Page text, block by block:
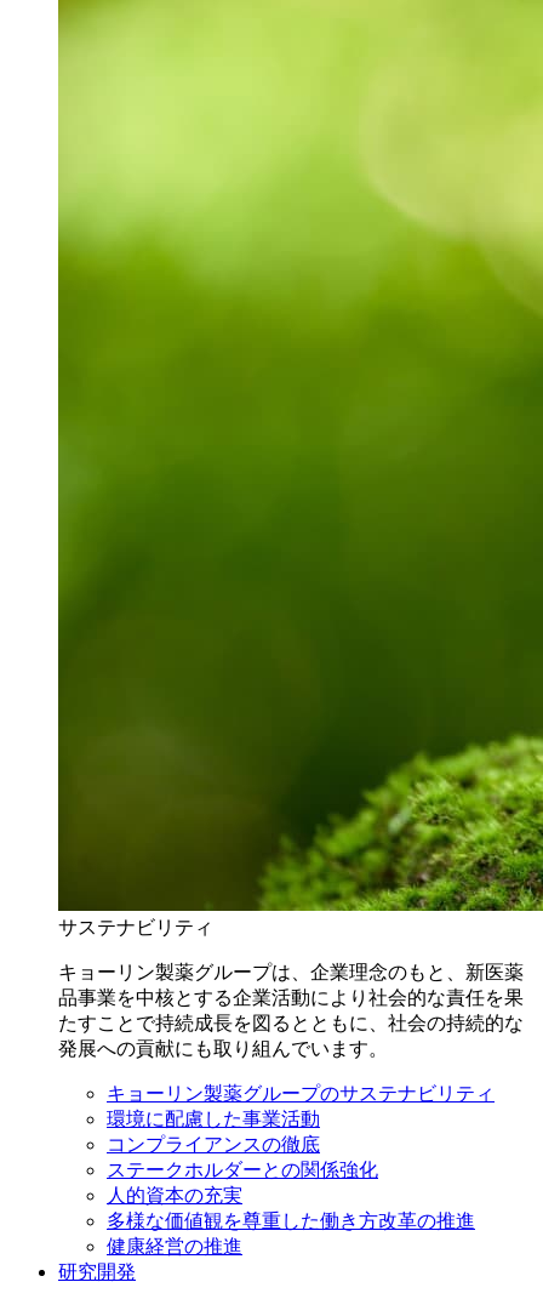
サステナビリティ
キョーリン製薬グループは、企業理念のもと、新医薬
品事業を中核とする企業活動により社会的な責任を果
たすことで持続成長を図るとともに、社会の持続的な
発展への貢献にも取り組んでいます。
キョーリン製薬グループのサステナビリティ
環境に配慮した事業活動
コンプライアンスの徹底
ステークホルダーとの関係強化
人的資本の充実
多様な価値観を尊重した働き方改革の推進
健康経営の推進
研究開発